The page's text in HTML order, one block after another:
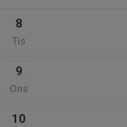
8
Tis
9
Ons
10